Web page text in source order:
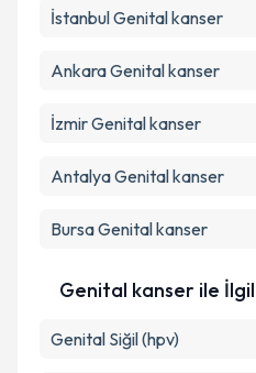
İstanbulGenital kanser
AnkaraGenital kanser
İzmirGenital kanser
AntalyaGenital kanser
BursaGenital kanser
Genital kanser ile
Genital Siğil (hpv)